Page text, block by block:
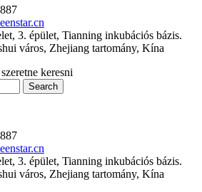
3. épület, Tianning inkubációs bázis.
város, Zhejiang tartomány, Kína
keresni
3. épület, Tianning inkubációs bázis.
város, Zhejiang tartomány, Kína